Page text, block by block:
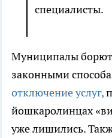
специалисты.
Муниципалы
законными
отключение услуг,
йошкаролинцах
уже лишились.